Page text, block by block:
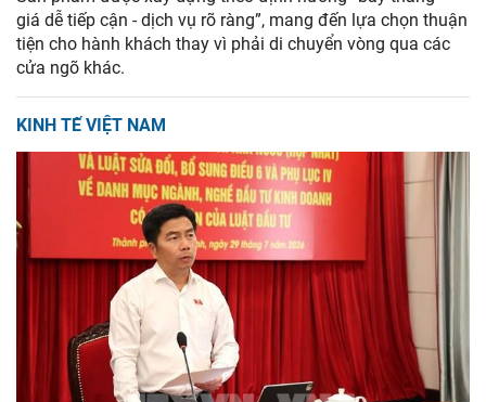
giá dễ tiếp cận - dịch vụ rõ ràng”, mang đến lựa chọn thuận
tiện cho hành khách thay vì phải di chuyển vòng qua các
cửa ngõ khác.
KINH TẾ VIỆT NAM